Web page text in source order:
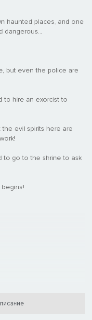
haunted places, and one
dangerous...
but even the police are
to hire an exorcist to
evil spirits here are
to go to the shrine to ask